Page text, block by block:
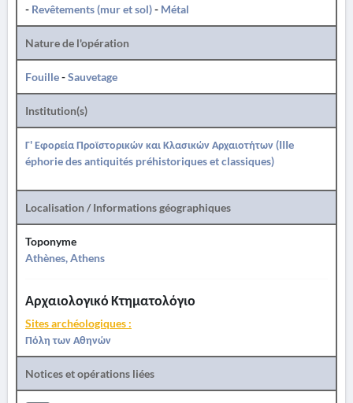
- Revêtements (mur et sol)- Métal
Nature de l'opération
Fouille-Sauvetage
Institution(s)
Γ' Εφορεία Προϊστορικών και Κλασικών Αρχαιοτήτων (IIIe
éphorie des antiquités préhistoriques et classiques)
Localisation / Informations géographiques
Toponyme
Athènes, Athens
Αρχαιολογικό Κτηματολόγιο
Sites archéologiques :
Πόλη των Αθηνών
Notices et opérations liées